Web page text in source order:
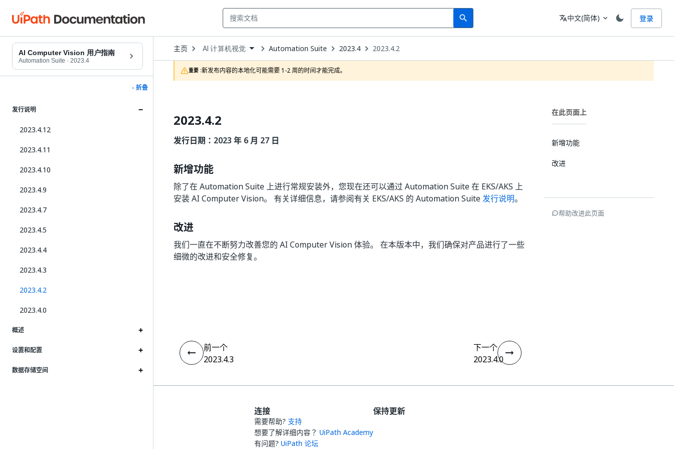
search
Search 语言
translate中文(简体) expand_more 登录
AI Computer Vision 用户指南
Automation Suite · 2023.4
- 折叠
发行说明
2023.4.12
2023.4.11
2023.4.10
2023.4.9
2023.4.7
2023.4.5
2023.4.4
2023.4.3
2023.4.2
2023.4.0
概述
设置和配置
数据存储空间
主页 Open
Dropdown
to
choose
product
AI 计算机视觉 Automation Suite 2023.4 2023.4.2
重要 :新发布内容的本地化可能需要 1-2 周的时间才能完成。
2023.4.2
发行日期：2023 年 6 月 27 日
新增功能
除了在 Automation Suite 上进行常规安装外，您现在还可以通过 Automation Suite 在 EKS/AKS 上
安装 AI Computer Vision。 有关详细信息，请参阅有关 EKS/AKS 的 Automation Suite发行说明。
改进
我们一直在不断努力改善您的 AI Computer Vision 体验。 在本版本中，我们确保对产品进行了一些
细微的改进和安全修复。
在此页面上
新增功能
改进
帮助改进此页面
前一个
2023.4.3
下一个
2023.4.0
连接
需要帮助? 支持
想要了解详细内容？ UiPath Academy
有问题? UiPath 论坛
保持更新